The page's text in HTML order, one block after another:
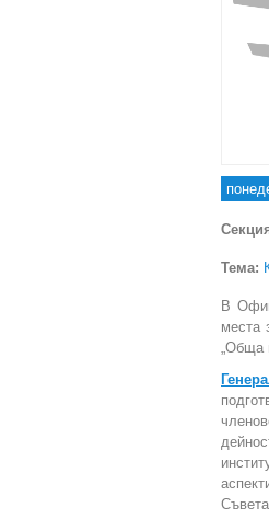
Тема:
В
места
„Обща